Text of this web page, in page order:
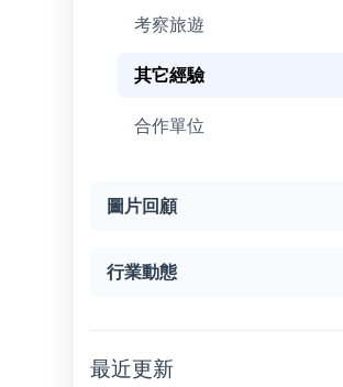
考察旅遊
其它經驗
合作單位
圖片回顧
行業動態
最近更新